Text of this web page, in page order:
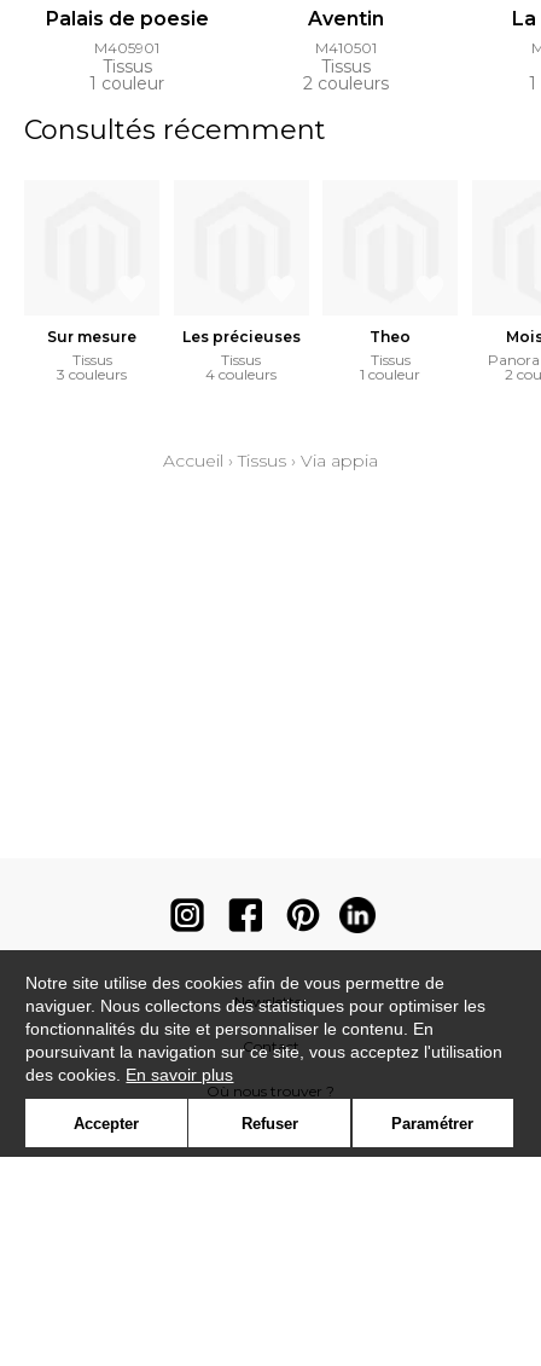
Palais de poesie
M405901
Tissus
1 couleur
Aventin
M410501
Tissus
2 couleurs
Consultés récemment
Sur mesure
Tissus
3 couleurs
Les précieuses
Tissus
4 couleurs
Theo
Tissus
1 couleur
2
Accueil ›Tissus › Via appia
Newsletter
Contact
Où nous trouver ?
Notre site utilise des cookies afin de vous permettre de
naviguer. Nous collectons des statistiques pour optimiser les
fonctionnalités du site et personnaliser le contenu. En
poursuivant la navigation sur ce site, vous acceptez l'utilisation
des cookies. En savoir plus
Accepter Refuser Paramétrer